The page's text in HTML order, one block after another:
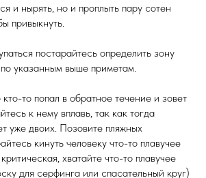
и нырять, но и проплыть пару сотен
привыкнуть.
постарайтесь определить зону
указанным выше приметам.
то попал в обратное течение и зовет
к нему вплавь, так как тогда
уже двоих. Позовите пляжных
кинуть человеку что-то плавучее
хватайте что-то плавучее
для серфинга или спасательный круг)